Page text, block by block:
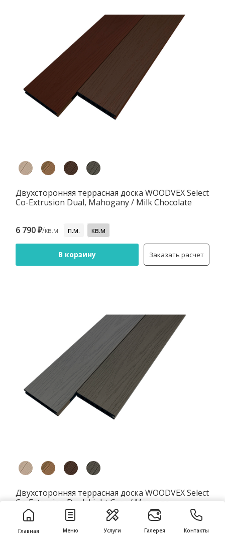
Двухсторонняя террасная доска WOODVEX Select
Co-Extrusion Dual, Mahogany / Milk Chocolate
6 790 ₽/кв.м п.м. кв.м
В корзину Заказать расчет
Двухсторонняя террасная доска WOODVEX Select
Co-Extrusion Dual, Light Gray / Marengo
6 790 ₽ п.м. кв.м
Главная Меню Услуги Галерея Контакты